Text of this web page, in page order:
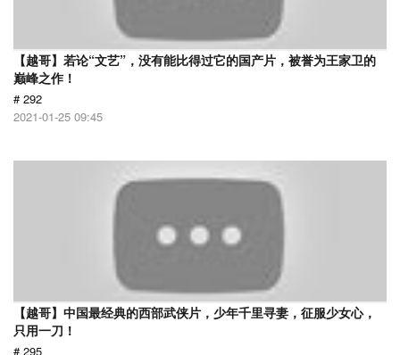
【越哥】若论“文艺”，没有能比得过它的国产片，被誉为王家卫的
巅峰之作！
# 292
2021-01-25 09:45
【越哥】中国最经典的西部武侠片，少年千里寻妻，征服少女心，
只用一刀！
# 295